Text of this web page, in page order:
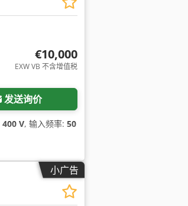
€10,000
EXW VB 不含增值税
发送询价
400 V, 输入频率: 50
小广告